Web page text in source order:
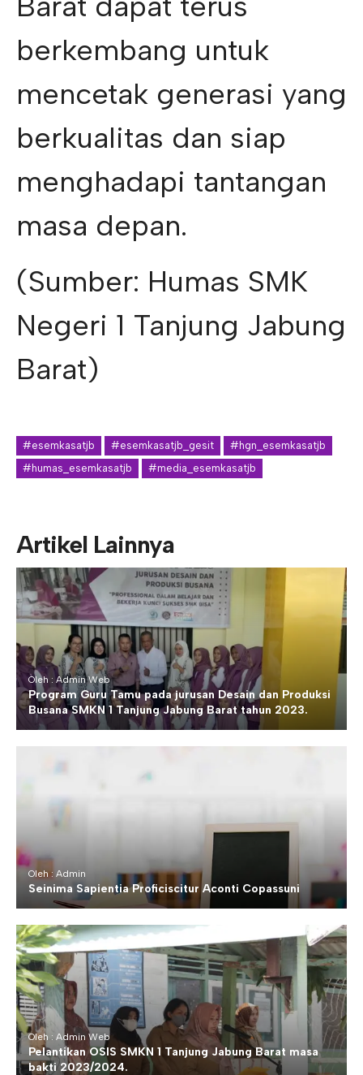
berkembang untuk
mencetak generasi yang
berkualitas dan siap
menghadapi tantangan
masa depan.
(Sumber: Humas SMK
Negeri 1 Tanjung Jabung
Barat)
#esemkasatjb #esemkasatjb_gesit
#hgn_esemkasatjb
#humas_esemkasatjb
#media_esemkasatjb
Artikel Lainnya
Oleh : Admin Web
Program Guru Tamu pada jurusan Desain dan Produksi
Busana SMKN 1 Tanjung Jabung Barat tahun 2023.
Oleh : Admin
Seinima Sapientia Proficiscitur Aconti Copassuni
Oleh : Admin Web
Pelantikan OSIS SMKN 1 Tanjung Jabung Barat masa
bakti 2023/2024.